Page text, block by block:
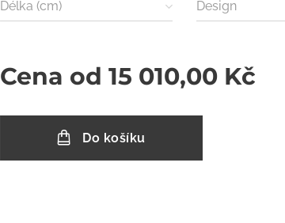
Délka (cm) Design
Cena od15 010,00 Kč
Do košíku